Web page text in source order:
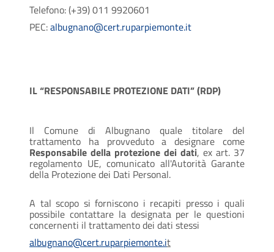
Telefono: (+39) 011 9920601
PEC:albugnano@cert.ruparpiemonte.it
IL “RESPONSABILE PROTEZIONE DATI” (RDP)
Il Comune di Albugnano quale titolare del
trattamento ha provveduto a designare come
Responsabile della protezione dei dati, ex art. 37
regolamento UE, comunicato all'Autorità Garante
della Protezione dei Dati Personal.
A tal scopo si forniscono i recapiti presso i quali
possibile contattare la designata per le questioni
concernenti il trattamento dei dati stessi
albugnano@cert.ruparpiemonte.it